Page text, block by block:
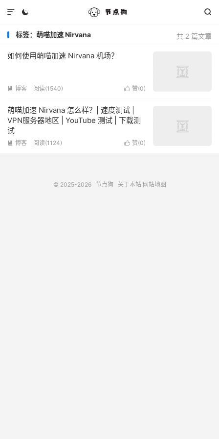
 

共 2 篇文章
标签：萌喵加速 Nirvana
如何使用萌喵加速 Nirvana 机场？
 赞(0)
 博客 阅读(1540)
萌喵加速 Nirvana 怎么样？| 速度测试 |
VPN服务器地区 | YouTube 测试 | 下载测
试
 赞(0)
 博客 阅读(1124)
© 2025-2026 节点狗 关于本站 网站地图